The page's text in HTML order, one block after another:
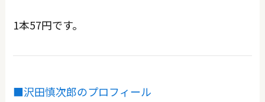
1本57円です。
■沢田慎次郎のプロフィール